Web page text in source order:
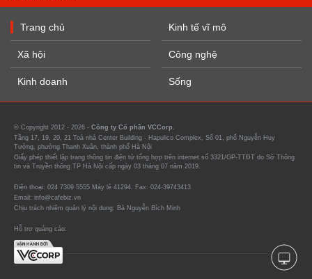
Trang chủ
Xã hội
Kinh doanh
Kinh tế vĩ mô
Công nghệ
Sống
© Copyright 2012 - 2026 - Công ty Cổ phần VCCorp.
Tầng 17, 19, 20, 21 Toà nhà Center Building - Hapulico Complex, Số 01, phố Nguyễn Huy
Tưởng, phường Thanh Xuân, thành phố Hà Nội
Giấy phép thiết lập trang thông tin điện tử tổng hợp trên internet số 3321/GP-TTĐT do Sở Thông
tin và Truyền thông TP Hà Nội cấp ngày 03 tháng 07 năm 2019.
Điện thoại: 024 7309 5555 Máy lẻ 41294. Fax: 024-39743413
Email: info@cafebiz.vn
Chịu trách nhiệm quản lý nội dung: Bà Nguyễn Bích Minh
Hỗ trợ quảng cáo: